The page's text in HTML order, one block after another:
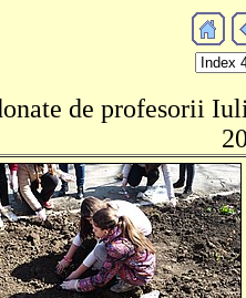
de profesorii